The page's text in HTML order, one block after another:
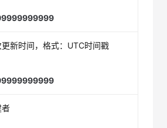
新时间，格式：UTC时间戳
者